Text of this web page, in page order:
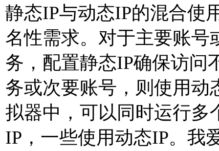
静态IP与动态IP的混合使
名性需求。对于主要账号
务，配置静态IP确保访问
务或次要账号，则使用动
拟器中，可以同时运行多
IP，一些使用动态IP。我